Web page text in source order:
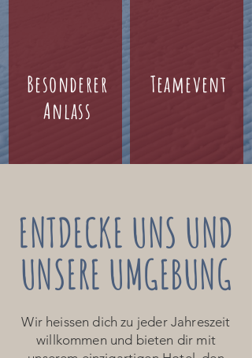
Besonderer
Anlass
Teamevent
ENTDECKE UNS UND
UNSERE UMGEBUNG
Wir heissen dich zu jeder Jahreszeit
willkommen und bieten dir mit